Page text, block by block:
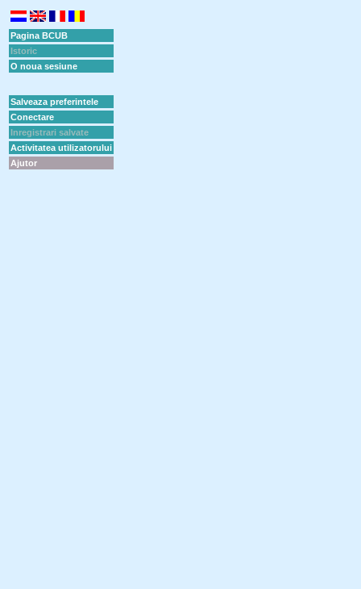
Pagina BCUB
Istoric
O noua sesiune
Salveaza preferintele
Conectare
Inregistrari salvate
Activitatea utilizatorului
Ajutor